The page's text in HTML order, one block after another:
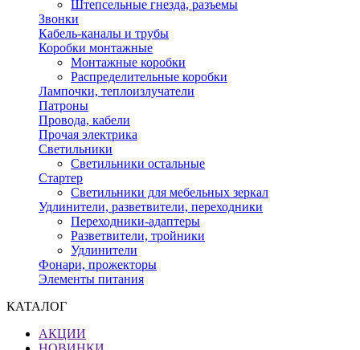
Штепсельные гнезда, разъемы
Звонки
Кабель-каналы и трубы
Коробки монтажные
Монтажные коробки
Распределительные коробки
Лампочки, теплоизлучатели
Патроны
Провода, кабели
Прочая электрика
Светильники
Светильники остальные
Стартер
Светильники для мебельных зеркал
Удлинители, разветвители, переходники
Переходники-адаптеры
Разветвители, тройники
Удлинители
Фонари, прожекторы
Элементы питания
КАТАЛОГ
АКЦИИ